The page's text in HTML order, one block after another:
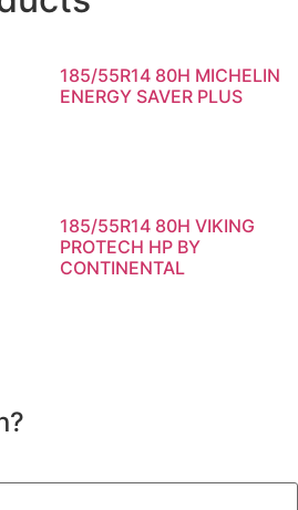
185/55R14 80H MICHELIN
ENERGY SAVER PLUS
185/55R14 80H VIKING
PROTECH HP BY
CONTINENTAL